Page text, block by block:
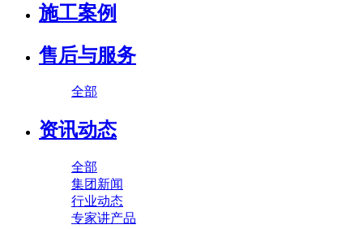
施工案例
售后与服务
全部
资讯动态
全部
集团新闻
行业动态
专家讲产品